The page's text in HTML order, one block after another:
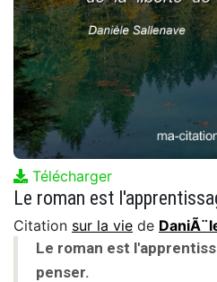
Télécharger
Citation sur la vie de
Le roman est
penser.